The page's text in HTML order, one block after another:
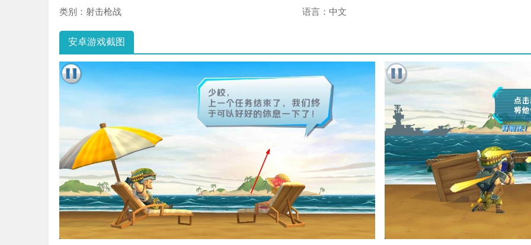
类别： 射击枪战 语言： 中文
安卓游戏截图